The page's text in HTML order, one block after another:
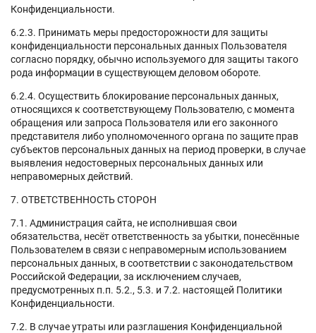
Конфиденциальности.
6.2.3. Принимать меры предосторожности для защиты
конфиденциальности персональных данных Пользователя
согласно порядку, обычно используемого для защиты такого
рода информации в существующем деловом обороте.
6.2.4. Осуществить блокирование персональных данных,
относящихся к соответствующему Пользователю, с момента
обращения или запроса Пользователя или его законного
представителя либо уполномоченного органа по защите прав
субъектов персональных данных на период проверки, в случае
выявления недостоверных персональных данных или
неправомерных действий.
7. ОТВЕТСТВЕННОСТЬ СТОРОН
7.1. Администрация сайта, не исполнившая свои
обязательства, несёт ответственность за убытки, понесённые
Пользователем в связи с неправомерным использованием
персональных данных, в соответствии с законодательством
Российской Федерации, за исключением случаев,
предусмотренных п.п. 5.2., 5.3. и 7.2. настоящей Политики
Конфиденциальности.
7.2. В случае утраты или разглашения Конфиденциальной